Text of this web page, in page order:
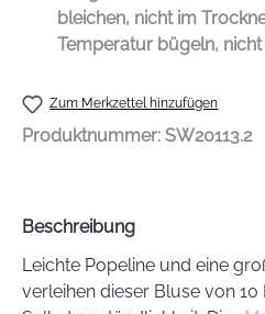
bleichen, nicht im
Temperatur bügeln,
Zum Merkzettel hinzufügen
Produktnummer: SW20113.2
Beschreibung
Leichte Popeline und eine
verleihen dieser Bluse von